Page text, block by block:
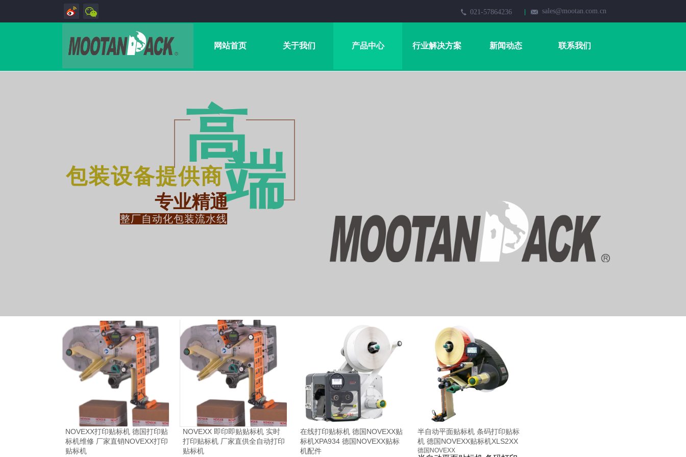
021-57864236 sales@mootan.com.cn
网站首页 关于我们 产品中心 行业解决方案 新闻动态 联系我们
专业精通
高
包装设备提供商端
整厂自动化包装流水线
NOVEXX打印贴标机 德国打印贴
标机维修 厂家直销NOVEXX打印
贴标机
NOVEXX 即印即贴贴标机 实时
打印贴标机 厂家直供全自动打印
贴标机
在线打印贴标机 德国NOVEXX贴
标机XPA934 德国NOVEXX贴标
机配件
半自动平面贴标机 条码打印贴标
机 德国NOVEXX贴标机XLS2XX
德国NOVEXX